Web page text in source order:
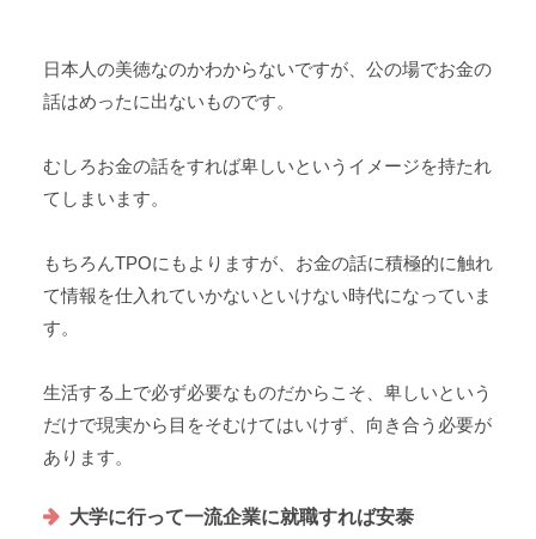
日本人の美徳なのかわからないですが、公の場でお金の
話はめったに出ないものです。
むしろお金の話をすれば卑しいというイメージを持たれ
てしまいます。
もちろんTPOにもよりますが、お金の話に積極的に触れ
て情報を仕入れていかないといけない時代になっていま
す。
生活する上で必ず必要なものだからこそ、卑しいという
だけで現実から目をそむけてはいけず、向き合う必要が
あります。
大学に行って一流企業に就職すれば安泰